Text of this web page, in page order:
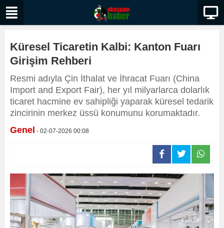
Küresel Ticaretin Kalbi: Kanton Fuarı
Girişim Rehberi
Resmi adıyla Çin İthalat ve İhracat Fuarı (China
Import and Export Fair), her yıl milyarlarca dolarlık
ticaret hacmine ev sahipliği yaparak küresel tedarik
zincirinin merkez üssü konumunu korumaktadır.
Genel - 02-07-2026 00:08